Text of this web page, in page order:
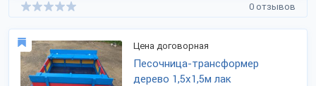
0 отзывов
Цена договорная
Песочница-трансформер
дерево 1,5х1,5м лак